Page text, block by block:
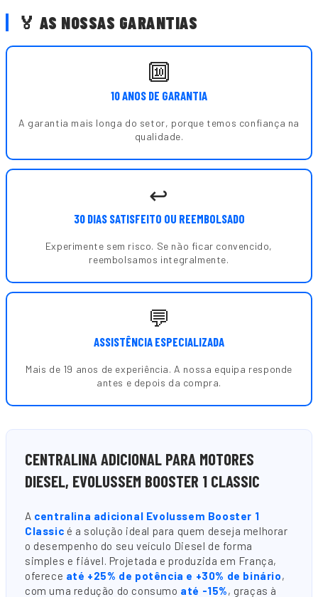
🏅 AS NOSSAS GARANTIAS
🔟
10 ANOS DE GARANTIA
A garantia mais longa do setor, porque temos confiança na
qualidade.
↩️
30 DIAS SATISFEITO OU REEMBOLSADO
Experimente sem risco. Se não ficar convencido,
reembolsamos integralmente.
💬
ASSISTÊNCIA ESPECIALIZADA
Mais de 19 anos de experiência. A nossa equipa responde
antes e depois da compra.
CENTRALINA ADICIONAL PARA MOTORES
DIESEL, EVOLUSSEM BOOSTER 1 CLASSIC
A centralina adicional Evolussem Booster 1
Classic é a solução ideal para quem deseja melhorar
o desempenho do seu veículo Diesel de forma
simples e fiável. Projetada e produzida em França,
oferece até +25% de potência e +30% de binário,
com uma redução do consumo até -15%, graças à